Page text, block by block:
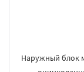
Наружный блок